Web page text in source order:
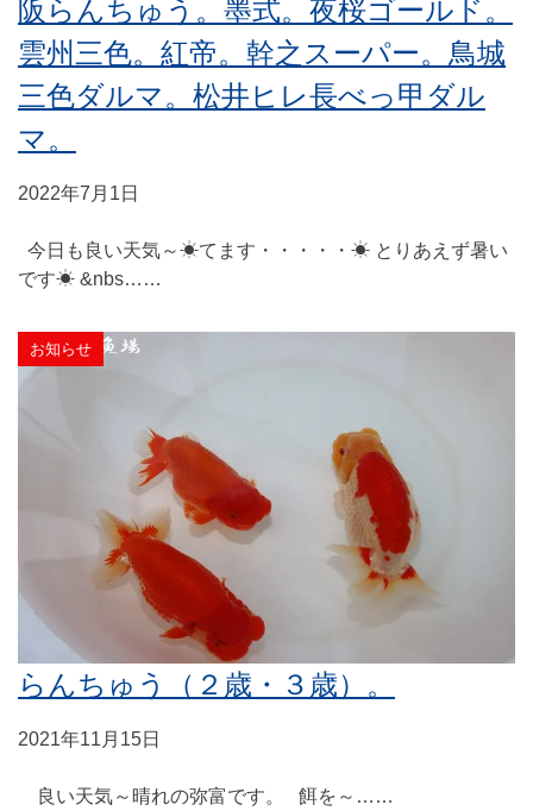
阪らんちゅう。墨式。夜桜ゴールド。
雲州三色。紅帝。幹之スーパー。鳥城
三色ダルマ。松井ヒレ長べっ甲ダル
マ。
2022年7月1日
今日も良い天気～☀てます・・・・・☀ とりあえず暑い
です☀ &nbs……
お知らせ
らんちゅう（２歳・３歳）。
2021年11月15日
良い天気～晴れの弥富です。 餌を～……